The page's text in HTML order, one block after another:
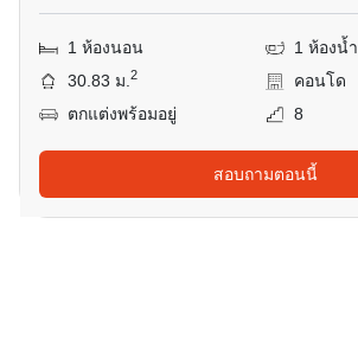
1 ห้องนอน
1 ห้องน้ำ
30.83 ม.2
คอนโด
ตกแต่งพร้อมอยู่
8
สอบถามตอนนี้